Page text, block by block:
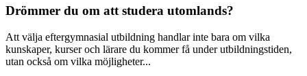
Drömmer du om att studera utomlands?
Att välja eftergymnasial utbildning handlar inte bara om vilka
kunskaper, kurser och lärare du kommer få under utbildningstiden,
utan också om vilka möjligheter...